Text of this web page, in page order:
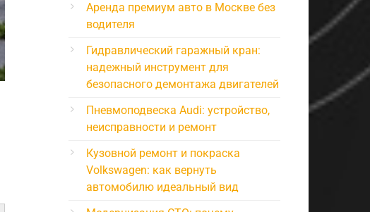
Аренда премиум авто в Москве без
водителя
Гидравлический гаражный кран:
надежный инструмент для
безопасного демонтажа двигателей
Пневмоподвеска Audi: устройство,
неисправности и ремонт
Кузовной ремонт и покраска
Volkswagen: как вернуть
автомобилю идеальный вид